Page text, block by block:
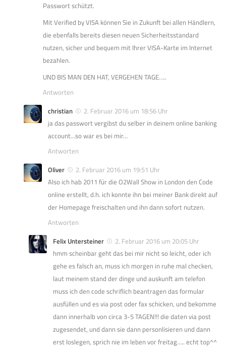
Passwort schützt.
Mit Verified by VISA können Sie in Zukunft bei allen Händlern,
die ebenfalls bereits diesen neuen Sicherheitsstandard
nutzen, sicher und bequem mit Ihrer VISA-Karte im Internet
bezahlen.
UND BIS MAN DEN HAT, VERGEHEN TAGE…..
Antworten
christian
2. Februar 2016 um 18:56 Uhr
ja das passwort vergibst du selber in deinem online banking
account…so war es bei mir…
Antworten
Oliver
2. Februar 2016 um 19:51 Uhr
Also ich hab 2011 für die O2Wall Show in London den Code
online erstellt, d.h. ich konnte ihn bei meiner Bank direkt auf
der Homepage freischalten und ihn dann sofort nutzen.
Antworten
Felix Untersteiner
2. Februar 2016 um 20:05 Uhr
hmm scheinbar geht das bei mir nicht so leicht, oder ich
gehe es falsch an, muss ich morgen in ruhe mal checken,
laut meinem stand der dinge und auskunft am telefon
muss ich den code schriflich beantragen das formular
ausfüllen und es via post oder fax schicken, und bekomme
dann innerhalb von circa 3-5 TAGEN!!! die daten via post
zugesendet, und dann sie dann personlisieren und dann
erst loslegen, sprich nie im leben vor freitag….. echt top^^